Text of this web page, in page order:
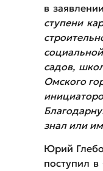
в
ступени
садов,
Омского
знал или
Юрий
поступил в